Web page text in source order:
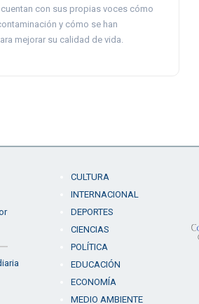
con sus propias voces cómo
y cómo se han
mejorar su calidad de vida.
CULTURA
INTERNACIONAL
DEPORTES
CIENCIAS
POLÍTICA
EDUCACIÓN
ECONOMÍA
MEDIO AMBIENTE